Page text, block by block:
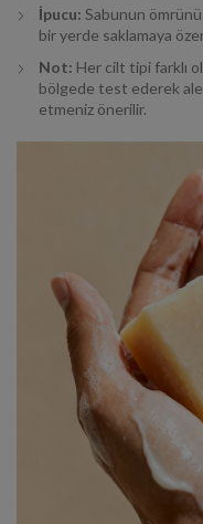
İpucu: Sabunun ömrünü
bir yerde saklamaya
Not: Her cilt tipi farklı
bölgede test ederek
etmeniz önerilir.